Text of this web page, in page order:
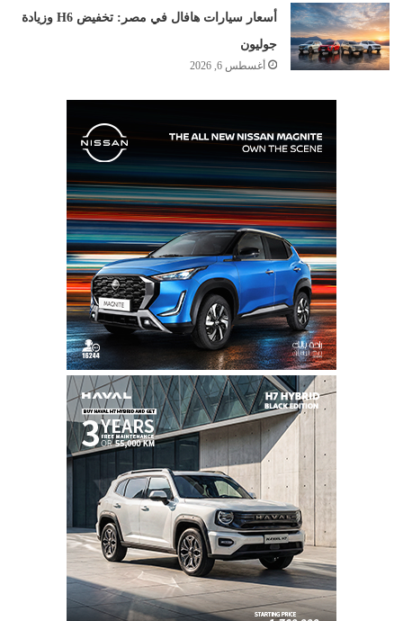
أسعار سيارات هافال في مصر: تخفيض H6 وزيادة
جوليون
أغسطس 6, 2026